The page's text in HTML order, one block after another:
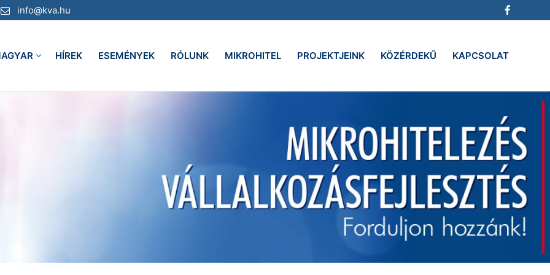
info@kva.hu
HÍREK ESEMÉNYEK RÓLUNK MIKROHITEL PROJEKTJEINK KÖZÉRDEKŰ KAPCSOLAT